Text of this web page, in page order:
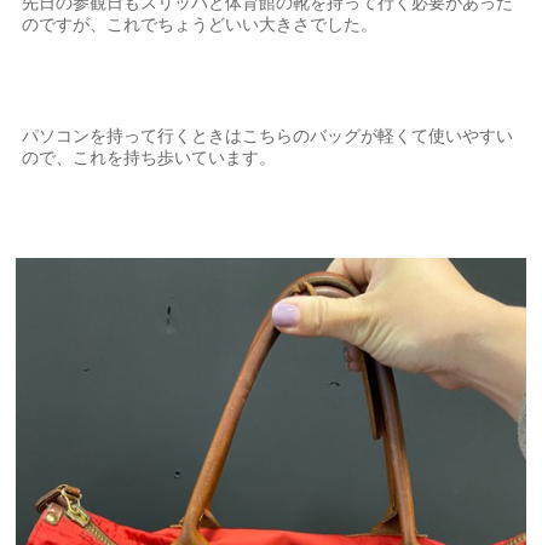
のですが、これでちょうどいい大きさでした。
パソコンを持って行くときはこちらのバッグが軽くて使いやすい
ので、これを持ち歩いています。